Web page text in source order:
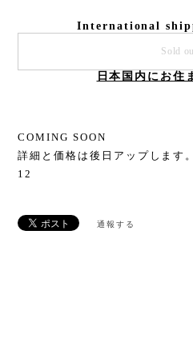
International
Sold
日本国内にお住
COMING SOON
詳細と価格は後日アップします。
12
通報する